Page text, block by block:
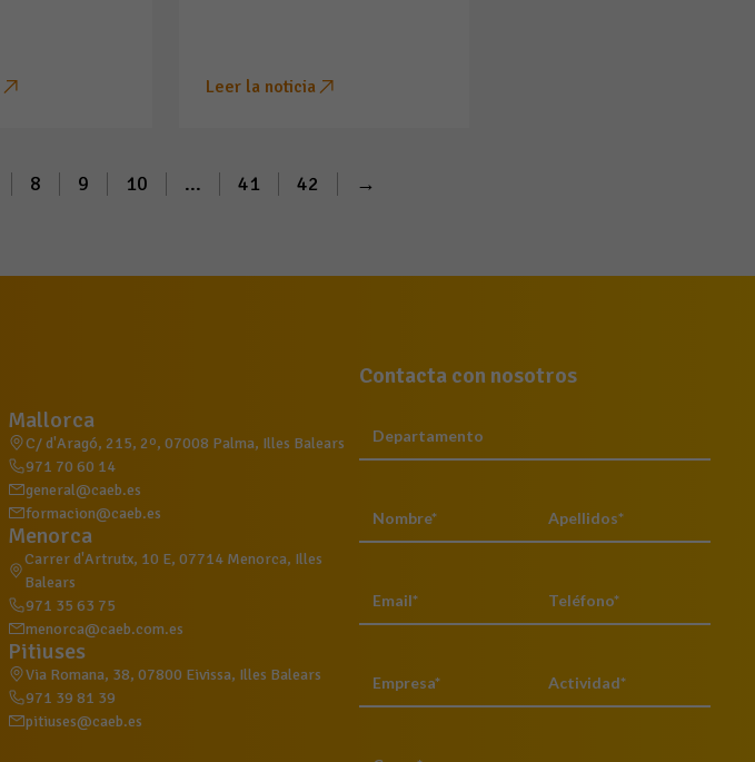
Leer la noticia
8 9 10 ... 41 42 →
Mallorca
C/ d'Aragó, 215, 2º, 07008 Palma, Illes Balears
971 70 60 14
general@caeb.es
formacion@caeb.es
Menorca
Carrer d'Artrutx, 10 E, 07714 Menorca, Illes
Balears
971 35 63 75
menorca@caeb.com.es
Pitiuses
Via Romana, 38, 07800 Eivissa, Illes Balears
971 39 81 39
pitiuses@caeb.es
Contacta con nosotros